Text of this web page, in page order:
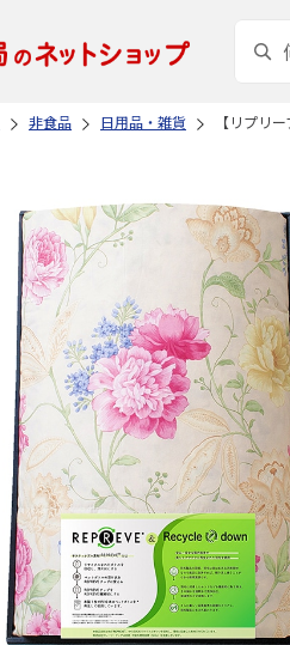
非食品 日用品・雑貨 【リプリ